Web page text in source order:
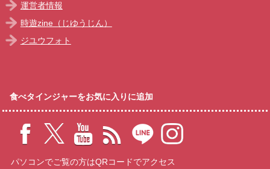
運営者情報
時遊zine（じゆうじん）
ジユウフォト
食べタインジャーをお気に入りに追加
パソコンでご覧の方はQRコードでアクセス